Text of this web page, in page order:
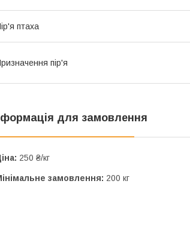
птаха
пір'я
для замовлення
250 ₴/кг
замовлення: 200 кг